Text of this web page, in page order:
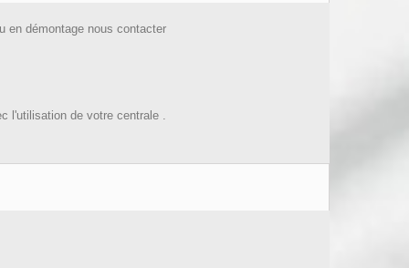
en démontage nous contacter
l'utilisation de votre centrale .